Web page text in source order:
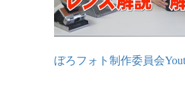
ぼろフォト制作委員会